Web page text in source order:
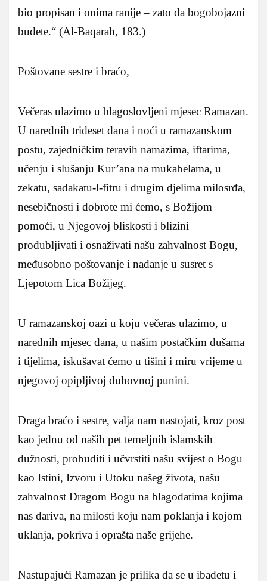
bio propisan i onima ranije – zato da bogobojazni
budete.“ (Al-Baqarah, 183.)
Poštovane sestre i braćo,
Večeras ulazimo u blagoslovljeni mjesec Ramazan.
U narednih trideset dana i noći u ramazanskom
postu, zajedničkim teravih namazima, iftarima,
učenju i slušanju Kur’ana na mukabelama, u
zekatu, sadakatu-l-fitru i drugim djelima milosrđa,
nesebičnosti i dobrote mi ćemo, s Božijom
pomoći, u Njegovoj bliskosti i blizini
produbljivati i osnaživati našu zahvalnost Bogu,
međusobno poštovanje i nadanje u susret s
Ljepotom Lica Božijeg.
U ramazanskoj oazi u koju večeras ulazimo, u
narednih mjesec dana, u našim postačkim dušama
i tijelima, iskušavat ćemo u tišini i miru vrijeme u
njegovoj opipljivoj duhovnoj punini.
Draga braćo i sestre, valja nam nastojati, kroz post
kao jednu od naših pet temeljnih islamskih
dužnosti, probuditi i učvrstiti našu svijest o Bogu
kao Istini, Izvoru i Utoku našeg života, našu
zahvalnost Dragom Bogu na blagodatima kojima
nas dariva, na milosti koju nam poklanja i kojom
uklanja, pokriva i oprašta naše grijehe.
Nastupajući Ramazan je prilika da se u ibadetu i